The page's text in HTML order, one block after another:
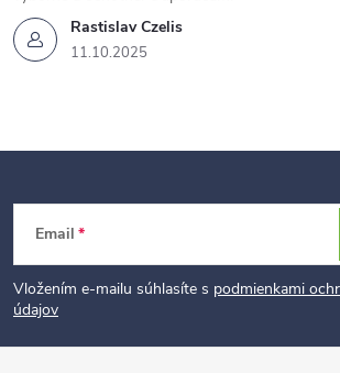
Rastislav Czelis
11.10.2025
t
Email
Vložením e-mailu súhlasíte s podmienkami
údajov